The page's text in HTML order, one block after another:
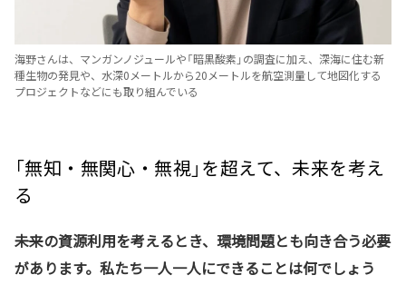
海野さんは、マンガンノジュールや「暗黒酸素」の調査に加え、深海に住む新
種生物の発見や、水深0メートルから20メートルを航空測量して地図化する
プロジェクトなどにも取り組んでいる
「無知・無関心・無視」を超えて、未来を考え
る
――未来の資源利用を考えるとき、環境問題とも向き合う必要
があります。私たち一人一人にできることは何でしょう